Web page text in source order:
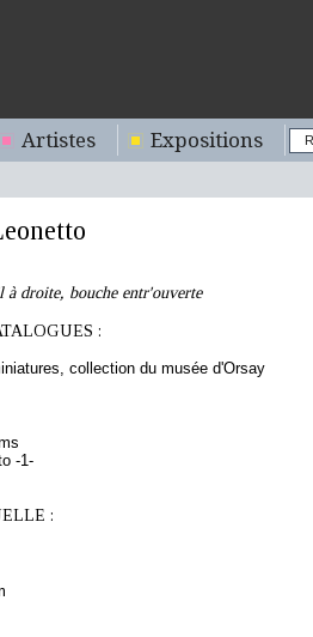
Artistes Expositions
à droite, bouche entr'ouverte
:
collection du musée d'Orsay
-1-
: